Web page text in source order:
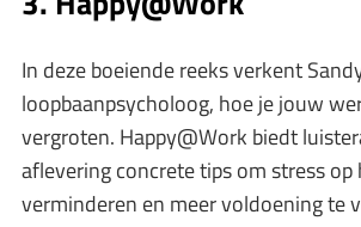
In deze boeiende reeks verkent
loopbaanpsycholoog, hoe je jouw
vergroten. Happy@Work biedt
aflevering concrete tips om stress
verminderen en meer voldoening te